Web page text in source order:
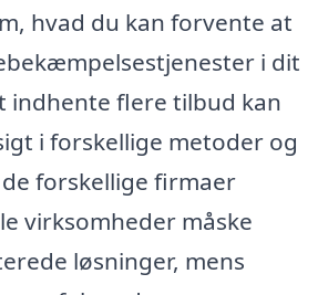
hvad du kan forvente at
i dit
indhente flere tilbud kan
i forskellige metoder og
forskellige firmaer
virksomheder måske
løsninger, mens